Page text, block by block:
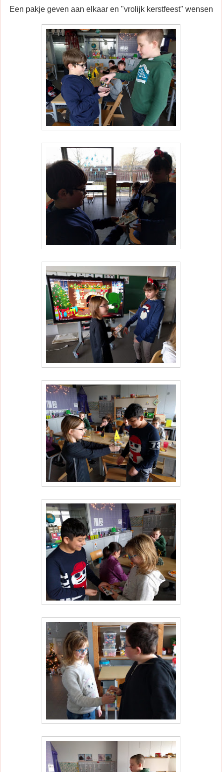
Een pakje geven aan elkaar en "vrolijk kerstfeest" wensen